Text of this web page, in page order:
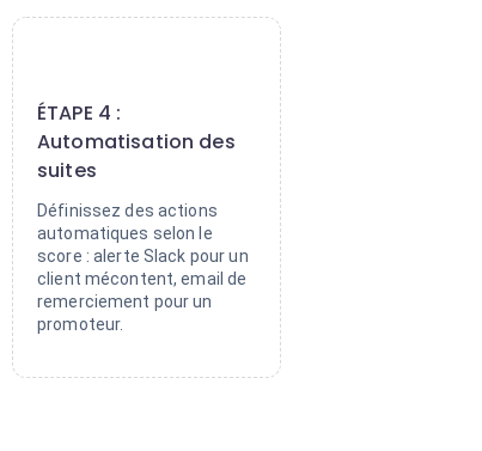
ÉTAPE 4 :
Automatisation des
suites
Définissez des actions
automatiques selon le
score : alerte Slack pour un
client mécontent, email de
remerciement pour un
promoteur.